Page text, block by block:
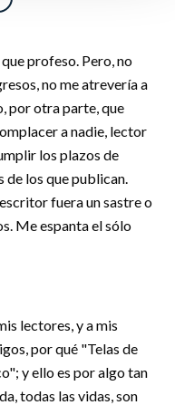
profeso. Pero, no
no me atrevería a
por otra parte, que
a nadie, lector
los plazos de
de los que publican.
fuera un sastre o
Me espanta el sólo
lectores, y a mis
por qué "Telas de
y ello es por algo tan
todas las vidas, son